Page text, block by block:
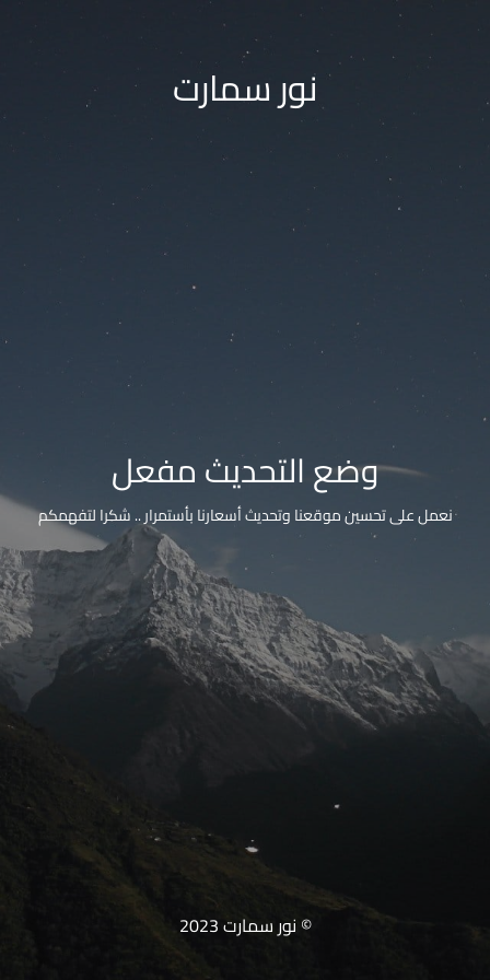
نور سمارت
وضع التحديث مفعل
نعمل على تحسين موقعنا وتحديث أسعارنا بأستمرار .. شكرا لتفهمكم
© نور سمارت 2023